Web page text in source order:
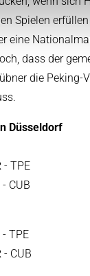
Spielen
eine
dass der
die Peking-
Düsseldorf
- TPE
CUB
- TPE
- CUB